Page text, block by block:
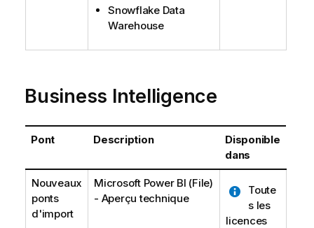
Snowflake Data
Warehouse
Business Intelligence
Pont Description
Disponible
dans
Nouveaux
ponts
d'import
Microsoft Power BI (File)
- Aperçu technique
Toute
s les
licences